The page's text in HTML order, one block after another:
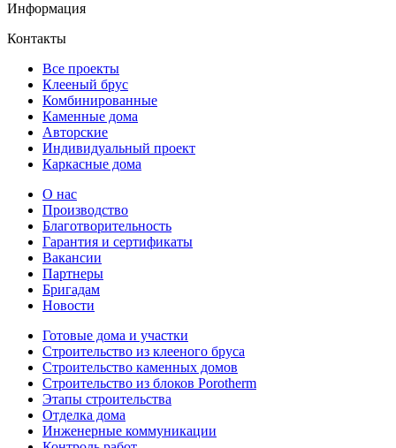
Информация
Контакты
Все проекты
Клееный брус
Комбинированные
Каменные дома
Авторские
Индивидуальный проект
Каркасные дома
О нас
Производство
Благотворительность
Гарантия и сертификаты
Вакансии
Партнеры
Бригадам
Новости
Готовые дома и участки
Строительство из клееного бруса
Строительство каменных домов
Строительство из блоков Porotherm
Этапы строительства
Отделка дома
Инженерные коммуникации